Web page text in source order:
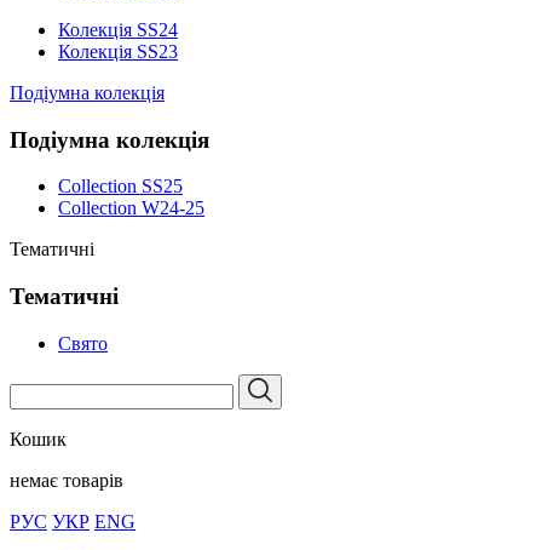
Колекція SS24
Колекція SS23
Подіумна колекція
Подіумна колекція
Collection SS25
Collection W24-25
Тематичні
Тематичні
Свято
Кошик
немає товарів
РУС УКР ENG